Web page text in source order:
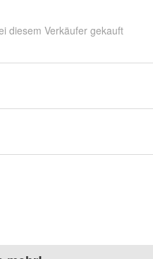
diesem Verkäufer gekauft